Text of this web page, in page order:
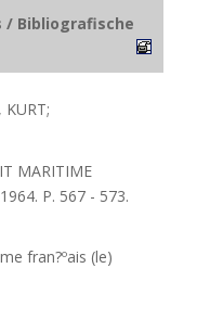
/ Bibliografische
MARITIME
P. 567 - 573.
fran?ºais (le)